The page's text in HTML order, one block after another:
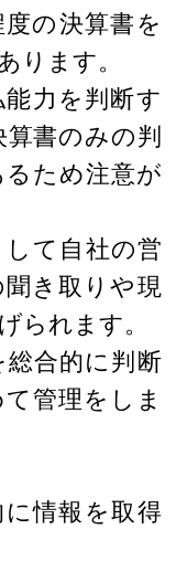
の決算書を
ります。
力を判断す
書のみの判
ため注意が
て自社の営
き取りや現
られます。
合的に判断
管理をしま
情報を取得